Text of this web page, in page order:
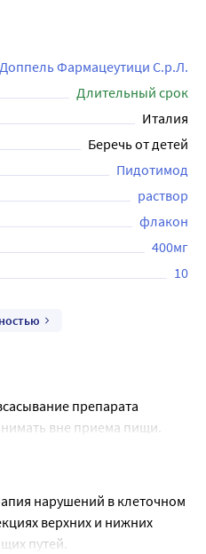
Доппель Фармацеутици С.р.Л.
Длительный срок
Италия
Беречь от детей
Пидотимод
раствор
флакон
400мг
10
препарата
вне приема пищи.
2 раза в сутки за 2 часа
в течение 2-х недель;
по 800 мг (2 флакона) 1
нарушений в клеточном
верхних и нижних
путей.